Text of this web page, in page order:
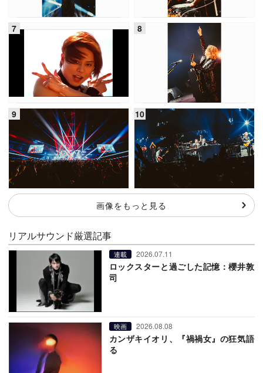
画像をもっと見る
リアルサウンド厳選記事
連載 2026.07.11
ロックスターと過ごした記憶：櫻井敦
司
映画 2026.08.08
カンザキイオリ、『禍禍女』の狂気語
る